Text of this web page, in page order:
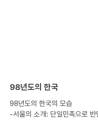
98년도의 한국
98년도의 한국의 모습
-서울의 소개: 단일민족으로